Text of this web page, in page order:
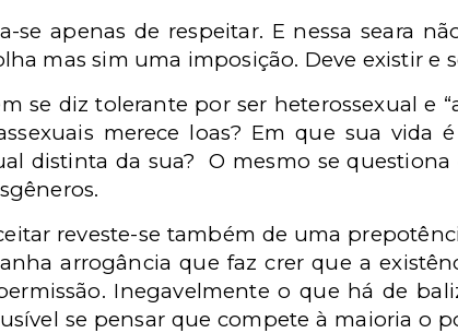
se apenas de respeitar. E nessa seara
mas sim uma imposição. Deve existir e
se diz tolerante por ser heterossexual e
merece loas? Em que sua vida
distinta da sua?
O mesmo se
reveste-se também de uma
arrogância que faz crer que a
Inegavelmente o que há de
se pensar que compete à maioria o